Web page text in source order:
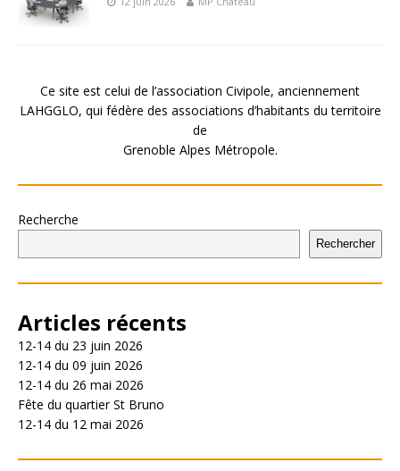
Ce site est celui de l’association Civipole, anciennement
LAHGGLO, qui fédère des associations d’habitants du territoire
de
Grenoble Alpes Métropole.
Recherche
Rechercher
Articles récents
12-14 du 23 juin 2026
12-14 du 09 juin 2026
12-14 du 26 mai 2026
Fête du quartier St Bruno
12-14 du 12 mai 2026